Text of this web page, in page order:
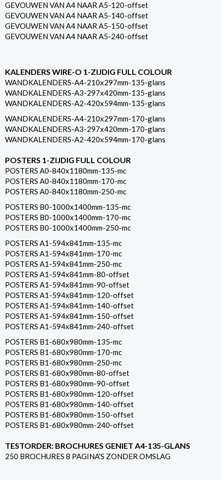
GEVOUWEN VAN A4 NAAR A5-120-offset
GEVOUWEN VAN A4 NAAR A5-140-offset
GEVOUWEN VAN A4 NAAR A5-150-offset
GEVOUWEN VAN A4 NAAR A5-240-offset
KALENDERS WIRE-O 1-ZIJDIG FULL COLOUR
WANDKALENDERS-A4-210x297mm-135-glans
WANDKALENDERS-A3-297x420mm-135-glans
WANDKALENDERS-A2-420x594mm-135-glans
WANDKALENDERS-A4-210x297mm-170-glans
WANDKALENDERS-A3-297x420mm-170-glans
WANDKALENDERS-A2-420x594mm-170-glans
POSTERS 1-ZIJDIG FULL COLOUR
POSTERS A0-840x1180mm-135-mc
POSTERS A0-840x1180mm-170-mc
POSTERS A0-840x1180mm-250-mc
POSTERS B0-1000x1400mm-135-mc
POSTERS B0-1000x1400mm-170-mc
POSTERS B0-1000x1400mm-250-mc
POSTERS A1-594x841mm-135-mc
POSTERS A1-594x841mm-170-mc
POSTERS A1-594x841mm-250-mc
POSTERS A1-594x841mm-80-offset
POSTERS A1-594x841mm-90-offset
POSTERS A1-594x841mm-120-offset
POSTERS A1-594x841mm-140-offset
POSTERS A1-594x841mm-150-offset
POSTERS A1-594x841mm-240-offset
POSTERS B1-680x980mm-135-mc
POSTERS B1-680x980mm-170-mc
POSTERS B1-680x980mm-250-mc
POSTERS B1-680x980mm-80-offset
POSTERS B1-680x980mm-90-offset
POSTERS B1-680x980mm-120-offset
POSTERS B1-680x980mm-140-offset
POSTERS B1-680x980mm-150-offset
POSTERS B1-680x980mm-240-offset
TESTORDER: BROCHURES GENIET A4-135-GLANS
250 BROCHURES 8 PAGINA'S ZONDER OMSLAG